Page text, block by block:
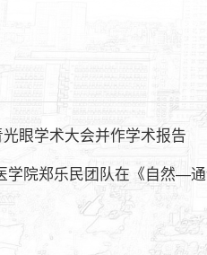
眼学术大会并作学术报告
学院郑乐民团队在《自然—